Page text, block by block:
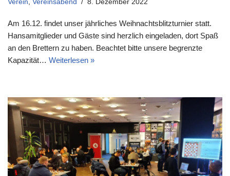
Verein, Vereinsabend 8. Dezember 2022
Am 16.12. findet unser jährliches Weihnachtsblitzturnier statt.
Hansamitglieder und Gäste sind herzlich eingeladen, dort Spaß
an den Brettern zu haben. Beachtet bitte unsere begrenzte
Kapazität… Weiterlesen »